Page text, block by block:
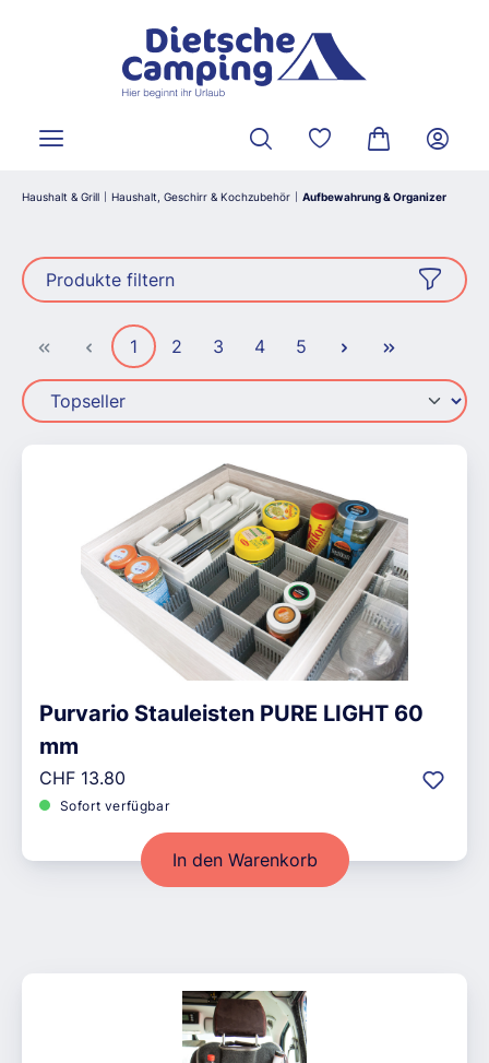
Du hast 0 Produkte
Warenkorb
Haushalt & Grill Haushalt, Geschirr & Kochzubehör Aufbewahrung & Organizer
Produkte filtern
Seite
1 Seite
2 Seite
3 Seite
4 Seite
5
Purvario Stauleisten PURE LIGHT 60
mm
Regulärer Preis:
CHF 13.80
Sofort verfügbar
In den Warenkorb